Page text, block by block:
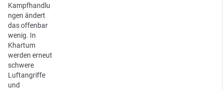
Kampfhandlu
ngen ändert
das offenbar
wenig. In
Khartum
werden erneut
schwere
Luftangriffe
und